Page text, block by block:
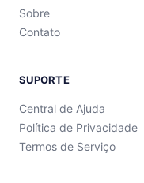
Sobre
Contato
SUPORTE
Central de Ajuda
Política de Privacidade
Termos de Serviço